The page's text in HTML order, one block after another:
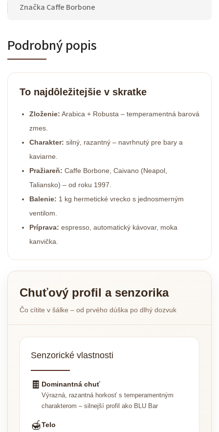
Značka Caffe Borbone
Podrobný popis
To najdôležitejšie v skratke
Zloženie: Arabica + Robusta – temperamentná barová
zmes.
Charakter: silný, razantný – navrhnutý pre bary a
kaviarne.
Pražiareň: Caffe Borbone, Caivano (Neapol,
Taliansko) – od roku 1997.
Balenie: 1 kg hermetické vrecko s jednosmerným
ventilom.
Príprava: espresso, automatický kávovar, moka
kanvička.
Chuťový profil a senzorika
Čo cítite v šálke – od prvého dúška po dlhý dozvuk
Senzorické vlastnosti
🍫 Dominantná chuť
Výrazná, razantná horkosť s temperamentným
charakterom – silnejší profil ako BLU Bar
🍯Telo